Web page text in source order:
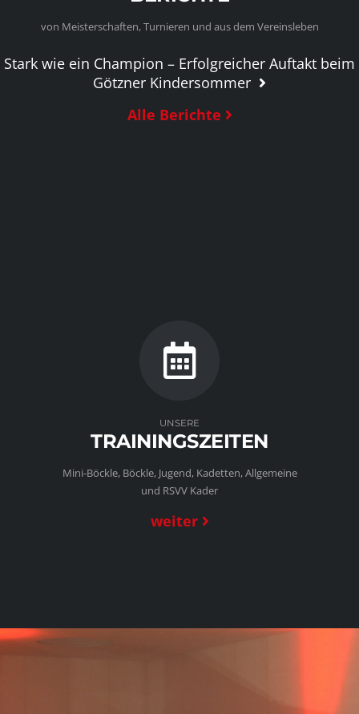
von Meisterschaften, Turnieren und aus dem Vereinsleben
Stark wie ein Champion – Erfolgreicher Auftakt beim
Götzner Kindersommer
Alle Berichte
UNSERE
TRAININGSZEITEN
Mini-Böckle, Böckle, Jugend, Kadetten, Allgemeine
und RSVV Kader
weiter